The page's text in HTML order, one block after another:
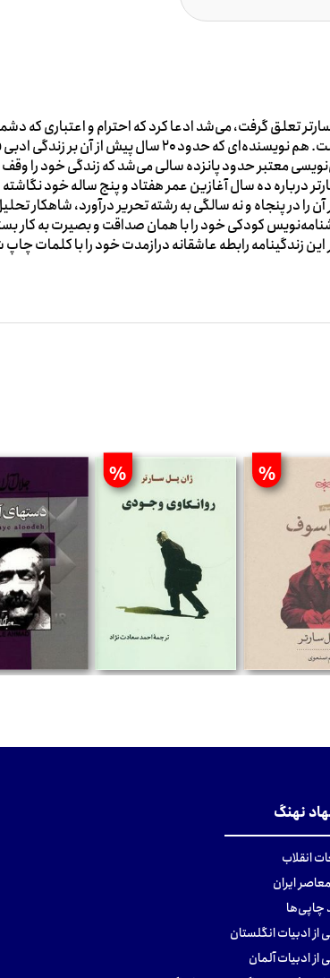
١٩٦٤ به ژان پل سارتر تعلق گرفت، می‌شد ادعا کرد که احترام و
به دو انسان متمایز تعلق گرفته است. هم نویسنده‌ای که حدود
معتبر حدود پانزده سالی می‌شد که زندگی خود را وقف
درباره ده سال آغازین عمر هفتاد و پنج ساله خود
را در پنجاه و نه سالگی به رشته تحریر درآورد، شاهکار
کودکی خود را با همان صداقت و بصیرت به کار
زندگینامه رابطه عاشقانه درازمدت خود را با کلمات
%
%
نهنگ
انقلاب
ایران
چاپی‌ها
از ادبیات انگلستان
از ادبیات آلمان